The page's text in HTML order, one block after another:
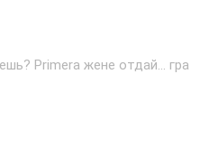
Primera жене отдай... гра